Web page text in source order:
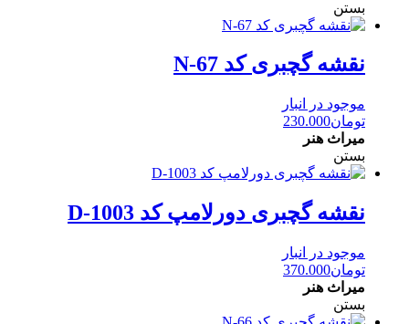
بستن
نقشه گچبری کد N-67
موجود در انبار
تومان230.000
میراث هنر
بستن
نقشه گچبری دورلامپ کد D-1003
موجود در انبار
تومان370.000
میراث هنر
بستن